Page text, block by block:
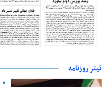
تیتر روزنامه